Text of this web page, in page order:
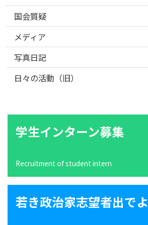
国会質疑
メディア
写真日記
日々の活動（旧）
学生インターン募集
Recruitment of student intern
若き政治家志望者出でよ